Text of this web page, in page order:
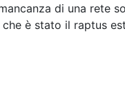
di una rete
è stato il raptus